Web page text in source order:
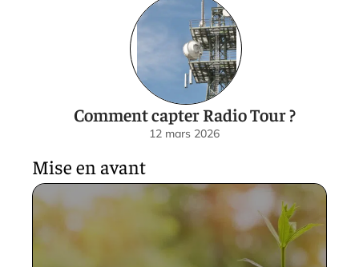
Comment capter Radio Tour ?
12 mars 2026
Mise en avant